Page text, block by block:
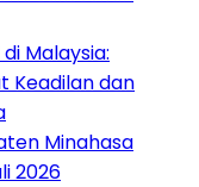
Malaysia:
Keadilan dan
Minahasa
2026